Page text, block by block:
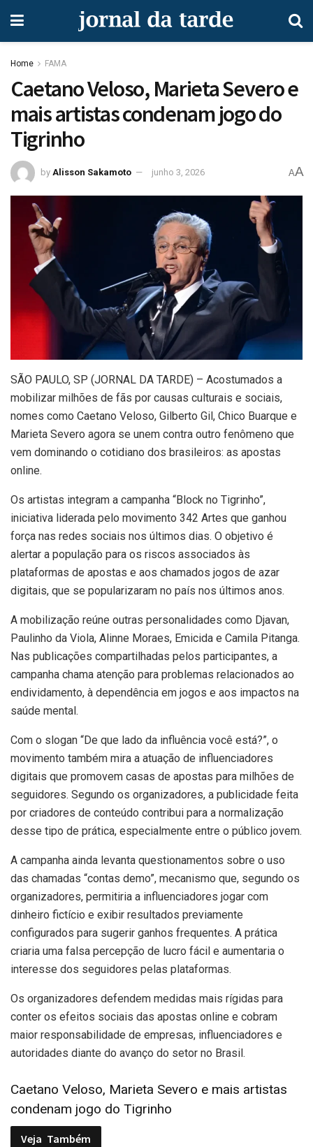
Home FAMA
Caetano Veloso, Marieta Severo e
mais artistas condenam jogo do
Tigrinho
by Alisson Sakamoto junho 3, 2026 AA
SÃO PAULO, SP (JORNAL DA TARDE) – Acostumados a
mobilizar milhões de fãs por causas culturais e sociais,
nomes como Caetano Veloso, Gilberto Gil, Chico Buarque e
Marieta Severo agora se unem contra outro fenômeno que
vem dominando o cotidiano dos brasileiros: as apostas
online.
Os artistas integram a campanha “Block no Tigrinho”,
iniciativa liderada pelo movimento 342 Artes que ganhou
força nas redes sociais nos últimos dias. O objetivo é
alertar a população para os riscos associados às
plataformas de apostas e aos chamados jogos de azar
digitais, que se popularizaram no país nos últimos anos.
A mobilização reúne outras personalidades como Djavan,
Paulinho da Viola, Alinne Moraes, Emicida e Camila Pitanga.
Nas publicações compartilhadas pelos participantes, a
campanha chama atenção para problemas relacionados ao
endividamento, à dependência em jogos e aos impactos na
saúde mental.
Com o slogan “De que lado da influência você está?”, o
movimento também mira a atuação de influenciadores
digitais que promovem casas de apostas para milhões de
seguidores. Segundo os organizadores, a publicidade feita
por criadores de conteúdo contribui para a normalização
desse tipo de prática, especialmente entre o público jovem.
A campanha ainda levanta questionamentos sobre o uso
das chamadas “contas demo”, mecanismo que, segundo os
organizadores, permitiria a influenciadores jogar com
dinheiro fictício e exibir resultados previamente
configurados para sugerir ganhos frequentes. A prática
criaria uma falsa percepção de lucro fácil e aumentaria o
interesse dos seguidores pelas plataformas.
Os organizadores defendem medidas mais rígidas para
conter os efeitos sociais das apostas online e cobram
maior responsabilidade de empresas, influenciadores e
autoridades diante do avanço do setor no Brasil.
Caetano Veloso, Marieta Severo e mais artistas
condenam jogo do Tigrinho
Veja Também